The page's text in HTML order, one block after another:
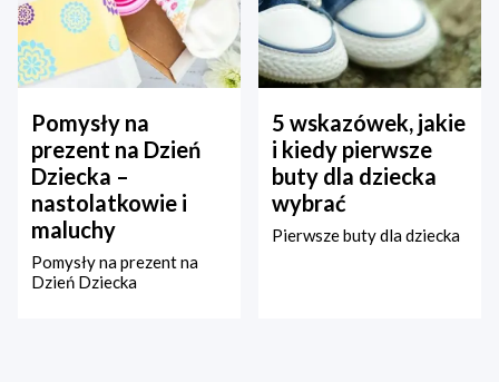
Pomysły na
prezent na Dzień
Dziecka –
nastolatkowie i
maluchy
Pomysły na prezent na
Dzień Dziecka
5 wskazówek, jakie
i kiedy pierwsze
buty dla dziecka
wybrać
Pierwsze buty dla dziecka